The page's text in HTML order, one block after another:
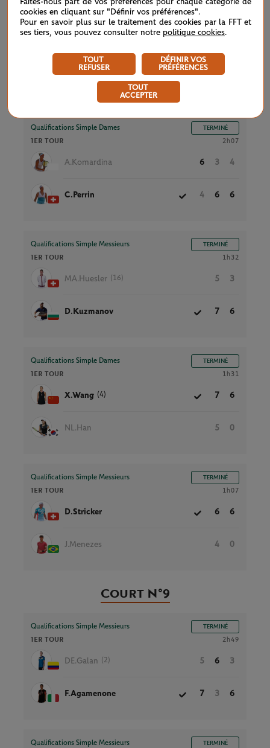
R.Serban 5
Court N°8
Qualifications Simple Dames TERMINÉ
1ER TOUR 2h07
A.Komardina 6 3 4
C.Perrin 4 6 6
Qualifications Simple Messieurs TERMINÉ
1ER TOUR 1h32
MA.Huesler (16) 5 3
D.Kuzmanov 7 6
Qualifications Simple Dames TERMINÉ
1ER TOUR 1h31
X.Wang (4) 7 6
NL.Han 5 0
Qualifications Simple Messieurs TERMINÉ
1ER TOUR 1h07
D.Stricker 6 6
J.Menezes 4 0
Court N°9
Qualifications Simple Messieurs TERMINÉ
1ER TOUR 2h49
DE.Galan (2) 5 6 3
F.Agamenone 7 3 6
Qualifications Simple Messieurs TERMINÉ
Faites-nous part de vos préférences pour chaque catégorie de
cookies en cliquant sur "Définir vos préférences".
Pour en savoir plus sur le traitement des cookies par la FFT et
ses tiers, vous pouvez consulter notre politique cookies.
TOUT
REFUSER
DÉFINIR VOS
PRÉFÉRENCES
TOUT
ACCEPTER